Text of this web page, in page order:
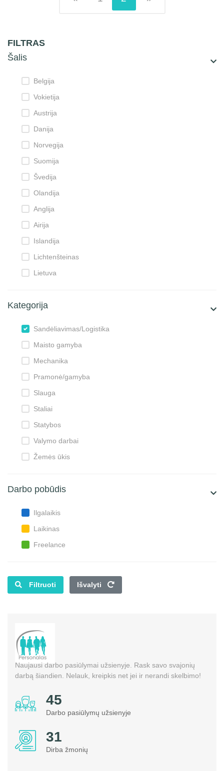
FILTRAS
Šalis
Belgija
Vokietija
Austrija
Danija
Norvegija
Suomija
Švedija
Olandija
Anglija
Airija
Islandija
Lichtenšteinas
Lietuva
Kategorija
Sandėliavimas/Logistika
Maisto gamyba
Mechanika
Pramonė/gamyba
Slauga
Staliai
Statybos
Valymo darbai
Žemės ūkis
Darbo pobūdis
Ilgalaikis
Laikinas
Freelance
Filtruoti Išvalyti
Naujausi darbo pasiūlymai užsienyje. Rask savo svajonių
darbą šiandien. Nelauk, kreipkis net jei ir nerandi skelbimo!
58
Darbo pasiūlymų užsienyje
38
Dirba žmonių